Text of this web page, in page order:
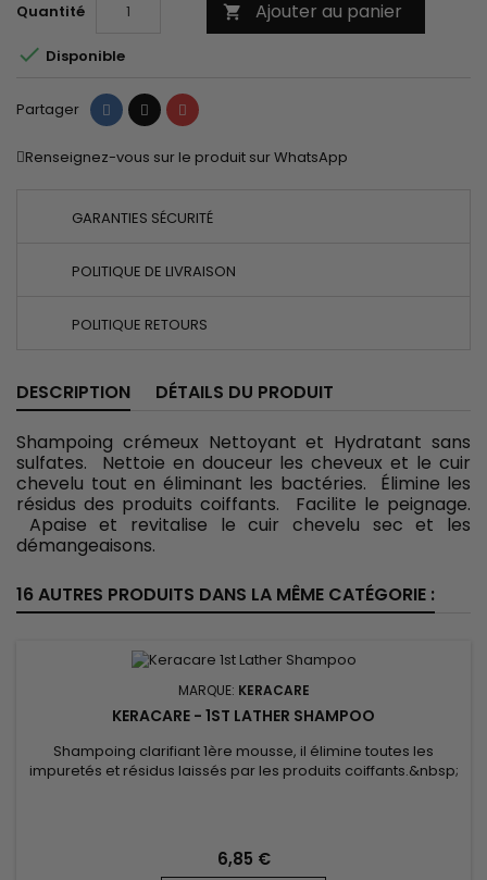
Quantité  Ajouter au panier
 Disponible
Partager PartagerTweet Pinterest
Renseignez-vous sur le produit sur WhatsApp
GARANTIES SÉCURITÉ
POLITIQUE DE LIVRAISON
POLITIQUE RETOURS
DESCRIPTION
DÉTAILS DU PRODUIT
Shampoing crémeux Nettoyant et Hydratant sans
sulfates. Nettoie en douceur les cheveux et le cuir
chevelu tout en éliminant les bactéries. Élimine les
résidus des produits coiffants. Facilite le peignage.
Apaise et revitalise le cuir chevelu sec et les
démangeaisons.
16 AUTRES PRODUITS DANS LA MÊME CATÉGORIE :
MARQUE: KERACARE
KERACARE - 1ST LATHER SHAMPOO
Shampoing clarifiant 1ère mousse, il élimine toutes les
impuretés et résidus laissés par les produits coiffants.&nbsp;
détoxifie les cheveux et le cuir chevelu, rafraîchit et...
6,85 €